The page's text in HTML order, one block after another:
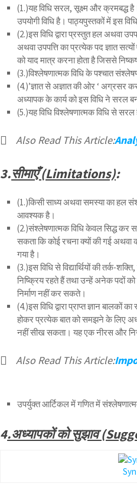
(1.)यह विधि सरल, सूक्ष्म और क्रमबद्ध
उपयोगी विधि है। पाठ्यपुस्तकों में इस
(2.)इस विधि द्वारा प्रस्तुत हल अथवा
अथवा उपपत्ति का प्रत्येक पद ज्ञात सत्यों
को याद मात्र करना होता है जिससे
(3.)विश्लेषणात्मक विधि के पश्चात
(4.)’ज्ञात से अज्ञात की ओर ‘ अग्रसर
अध्यापक के कार्य को इस विधि ने सरल
(5.)यह विधि विश्लेषणात्मक विधि से
Also Read This Article:
3.सीमाएँ (Limitations):
(1.)किसी साध्य अथवा समस्या का हल
आवश्यक है।
(2.)संश्लेषणात्मक विधि केवल सिद्ध कर
सकता कि कोई रचना क्यों की गई अथवा
गया है।
(3.)इस विधि से विद्यार्थियों की तर्क-
निष्क्रिय रहते हैं तथा उन्हें अनेक पदों को
निर्माण नहीं कर सकते।
(4.)इस विधि द्वारा प्राप्त ज्ञान
होकर प्रत्येक बात को समझने के लिए
नहीं सीख सकता। यह एक नीरस और
Also Read This Article:
उपर्युक्त आर्टिकल में गणित में
4.अध्यापकों को सुझाव